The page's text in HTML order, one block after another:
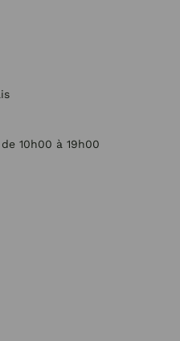
10h00 à 19h00